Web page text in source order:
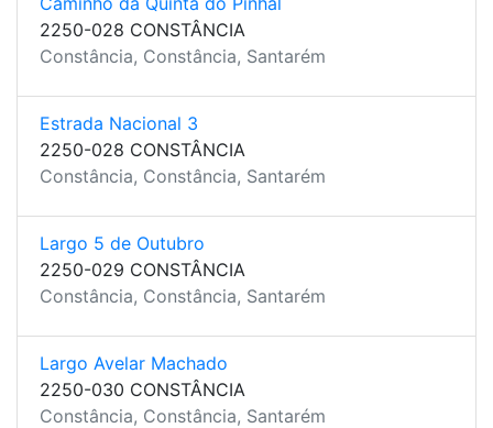
2250-028 CONSTÂNCIA
Constância, Constância, Santarém
Estrada Nacional 3
2250-028 CONSTÂNCIA
Constância, Constância, Santarém
Largo 5 de Outubro
2250-029 CONSTÂNCIA
Constância, Constância, Santarém
Largo Avelar Machado
2250-030 CONSTÂNCIA
Constância, Constância, Santarém